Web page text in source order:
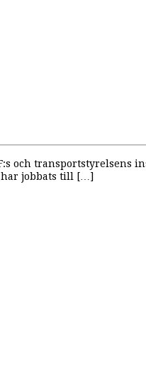
och transportstyrelsens
har jobbats till […]